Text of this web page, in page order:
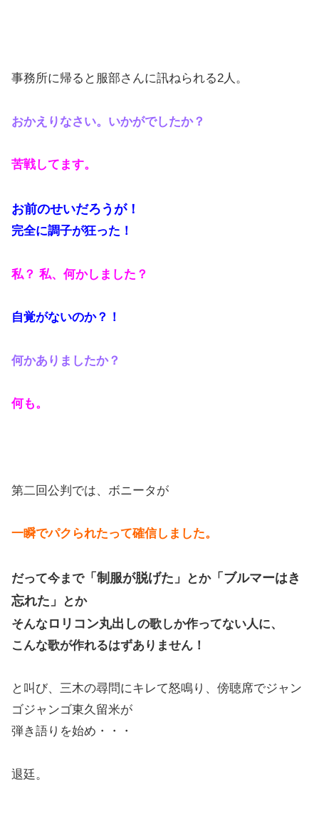
事務所に帰ると服部さんに訊ねられる2人。
おかえりなさい。いかがでしたか？
苦戦してます。
お前のせいだろうが！
完全に調子が狂った！
私？ 私、何かしました？
自覚がないのか？！
何かありましたか？
何も。
第二回公判では、ボニータが
一瞬でパクられたって確信しました。
だって今まで「制服が脱げた」 とか「ブルマーはき
忘れた」
とか
そんなロリコン丸出しの歌しか作ってない人に、
こんな歌が作れるはずありません！
と叫び、三木の尋問にキレて怒鳴り、傍聴席でジャン
ゴジャンゴ東久留米が
弾き語りを始め・・・
退廷。